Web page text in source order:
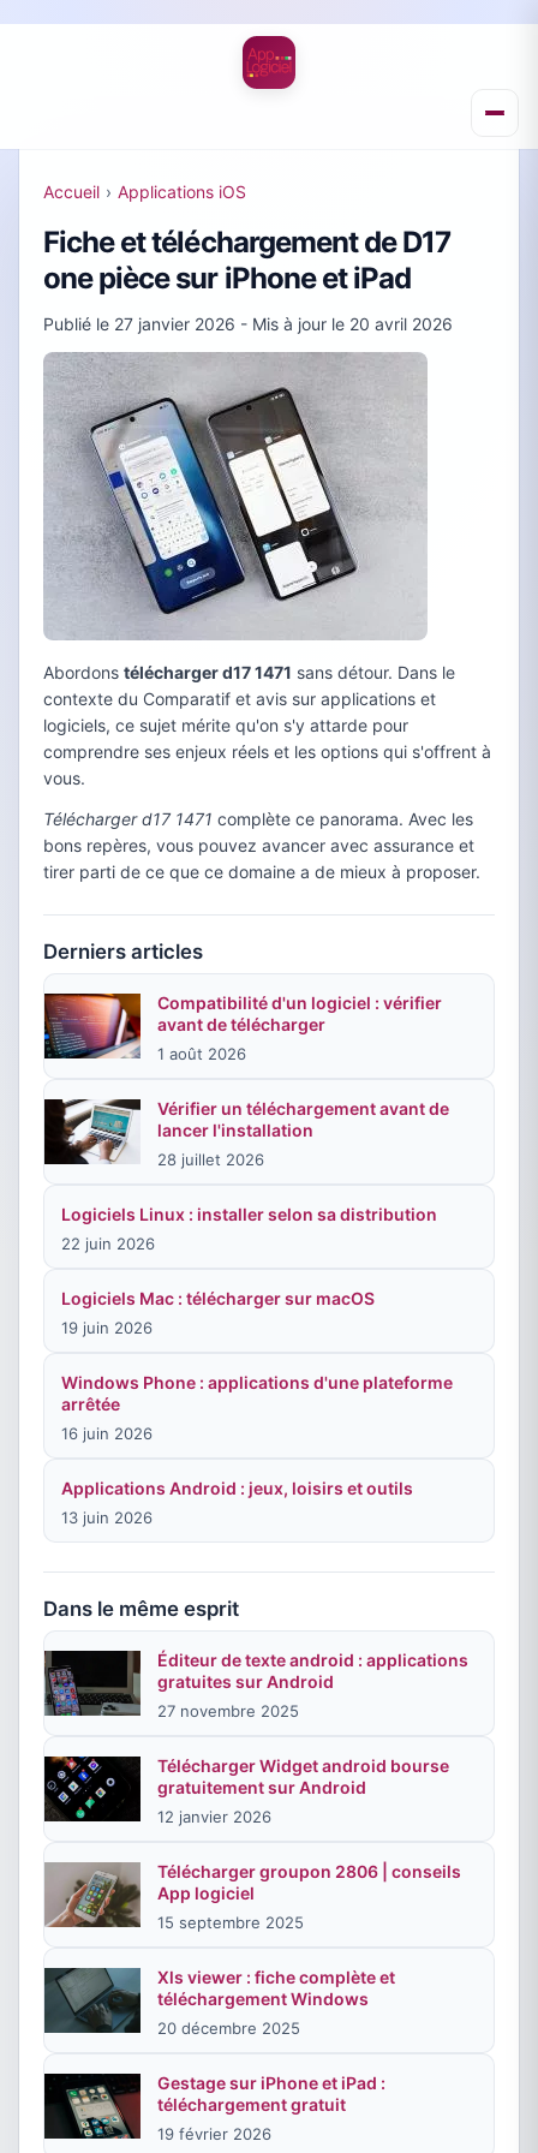
Accueil › Applications iOS
Fiche et téléchargement de D17
one pièce sur iPhone et iPad
Publié le 27 janvier 2026 - Mis à jour le 20 avril 2026
Abordons télécharger d17 1471 sans détour. Dans le
contexte du Comparatif et avis sur applications et
logiciels, ce sujet mérite qu'on s'y attarde pour
comprendre ses enjeux réels et les options qui s'offrent à
vous.
Télécharger d17 1471 complète ce panorama. Avec les
bons repères, vous pouvez avancer avec assurance et
tirer parti de ce que ce domaine a de mieux à proposer.
Derniers articles
Compatibilité d'un logiciel : vérifier
avant de télécharger
1 août 2026
Vérifier un téléchargement avant de
lancer l'installation
28 juillet 2026
Logiciels Linux : installer selon sa distribution
22 juin 2026
Logiciels Mac : télécharger sur macOS
19 juin 2026
Windows Phone : applications d'une plateforme
arrêtée
16 juin 2026
Applications Android : jeux, loisirs et outils
13 juin 2026
Dans le même esprit
Éditeur de texte android : applications
gratuites sur Android
27 novembre 2025
Télécharger Widget android bourse
gratuitement sur Android
12 janvier 2026
Télécharger groupon 2806 | conseils
App logiciel
15 septembre 2025
Xls viewer : fiche complète et
téléchargement Windows
20 décembre 2025
Gestage sur iPhone et iPad :
téléchargement gratuit
19 février 2026